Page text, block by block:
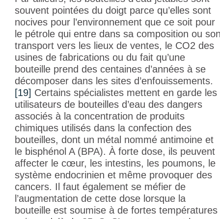
souvent pointées du doigt parce qu’elles sont
nocives pour l’environnement que ce soit pour
le pétrole qui entre dans sa composition ou
transport vers les lieux de ventes, le CO2 des
usines de fabrications ou du fait qu’une
bouteille prend des centaines d’années à se
décomposer dans les sites d’enfouissements.
[19] Certains spécialistes mettent en garde les
utilisateurs de bouteilles d’eau des dangers
associés à la concentration de produits
chimiques utilisés dans la confection des
bouteilles, dont un métal nommé antimoine et
le bisphénol A (BPA). À forte dose, ils peuvent
affecter le cœur, les intestins, les poumons, le
système endocrinien et même provoquer des
cancers. Il faut également se méfier de
l’augmentation de cette dose lorsque la
bouteille est soumise à de fortes températures